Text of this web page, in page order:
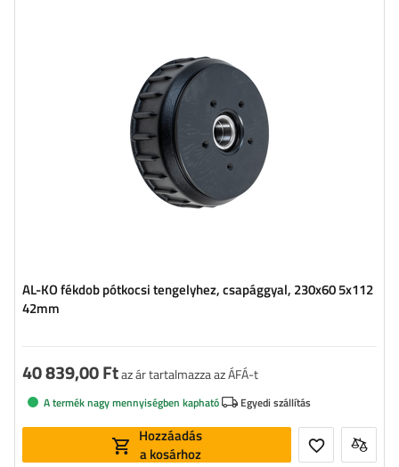
AL-KO fékdob pótkocsi tengelyhez, csapággyal, 230x60 5x112
42mm
40 839,00 Ftaz ár tartalmazza az ÁFÁ-t
A termék nagy mennyiségben kapható Egyedi szállítás
Hozzáadás
a kosárhoz